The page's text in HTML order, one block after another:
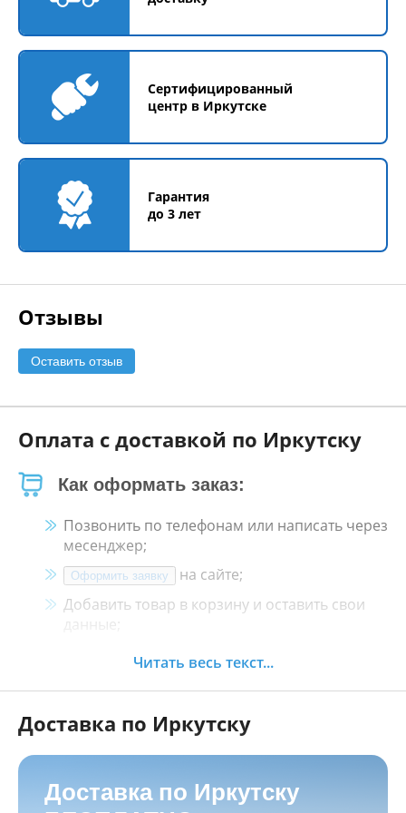
Сертифицированный
центр в Иркутске
Гарантия
до 3 лет
Отзывы
Оставить отзыв
Оплата с доставкой по Иркутску
Как оформать заказ:
Позвонить по телефонам или написать через
месенджер;
Оформить заявку
на сайте;
Добавить товар в корзину и оставить свои
данные;
Менеджер свяжется с Вами в течение 30
Как оплатить:
Наличными, пластиковой картой, кредитной
картой и картой ХАЛВА в кассе нашего
магазина по адресуг. Иркутск, ул. Баррикад
Читать весь текст...
Доставка по Иркутску
Доставка по Иркутску